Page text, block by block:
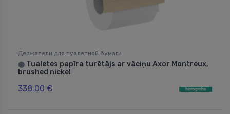
Держатели для туалетной бумаги
⬤ Tualetes papīra turētājs ar vāciņu Axor Montreux,
brushed nickel
338.00 €